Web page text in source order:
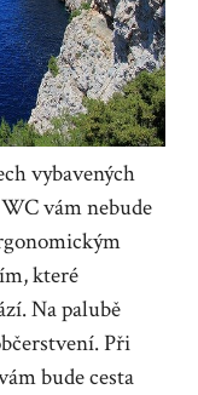
vybavených
vám nebude
které
Na palubě
Při
bude cesta